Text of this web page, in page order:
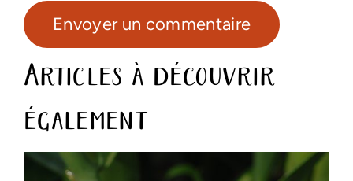
Articles à découvrir
également